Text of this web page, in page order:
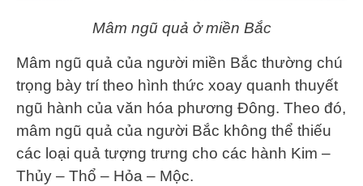
Mâm ngũ quả ở miền Bắc
Mâm ngũ quả của người miền Bắc thường chú
trọng bày trí theo hình thức xoay quanh thuyết
ngũ hành của văn hóa phương Đông. Theo đó,
mâm ngũ quả của người Bắc không thể thiếu
các loại quả tượng trưng cho các hành Kim –
Thủy – Thổ – Hỏa – Mộc.